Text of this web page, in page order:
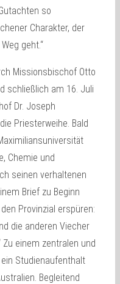
so
Charakter, der
geht.“
Missionsbischof Otto
schließlich am 16. Juli
Dr. Joseph
Priesterweihe. Bald
Chemie und
seinen verhaltenen
Brief zu Beginn
Provinzial erspüren:
die anderen Viecher
Zu einem zentralen und
Studienaufenthalt
Begleitend